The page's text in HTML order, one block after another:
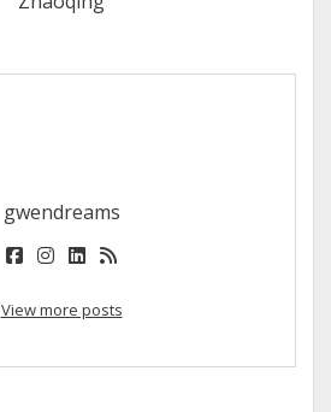
gwendreams
facebook
instagram
linkedin
rss
View more posts